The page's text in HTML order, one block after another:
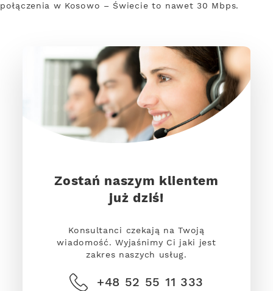
połączenia w Kosowo – Świecie to nawet 30 Mbps.
Zostań naszym klientem
już dziś!
Konsultanci czekają na Twoją
wiadomość. Wyjaśnimy Ci jaki jest
zakres naszych usług.
+48 52 55 11 333